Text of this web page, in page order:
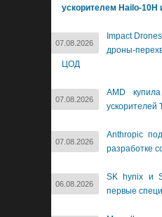
ускорителем Hailo-10H
07.08.2026
Impact
дроны-
ЦОД
07.08.2026
AMD
ускорителей
07.08.2026
Anthropic
разработке
06.08.2026
SK hynix и
первые